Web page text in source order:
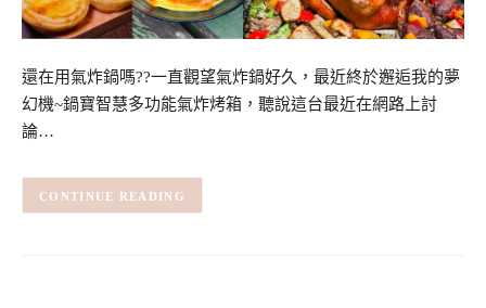
還在用氣炸鍋嗎??一直觀望氣炸鍋好久，最近終於邂逅我的夢
幻機~鍋寶智慧多功能氣炸烤箱，聽說這台最近在網路上討
論…
CONTINUE READING